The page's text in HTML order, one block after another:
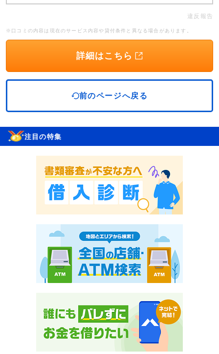
違反報告
※口コミの内容は現在のサービス内容や貸付条件と異なる場合があります。
詳細はこちら
前のページへ戻る
注目の特集